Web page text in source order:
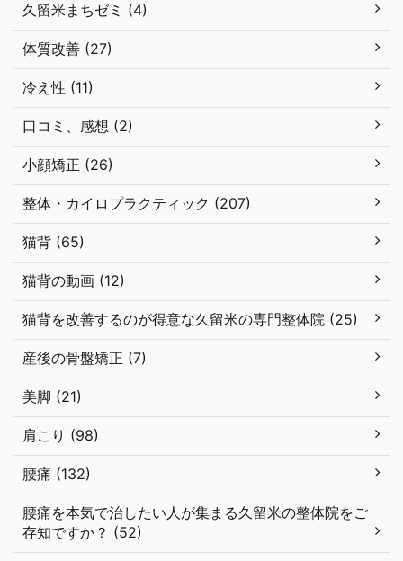
久留米まちゼミ (4)
体質改善 (27)
冷え性 (11)
口コミ、感想 (2)
小顔矯正 (26)
整体・カイロプラクティック (207)
猫背 (65)
猫背の動画 (12)
猫背を改善するのが得意な久留米の専門整体院 (25)
産後の骨盤矯正 (7)
美脚 (21)
肩こり (98)
腰痛 (132)
腰痛を本気で治したい人が集まる久留米の整体院をご
存知ですか？ (52)